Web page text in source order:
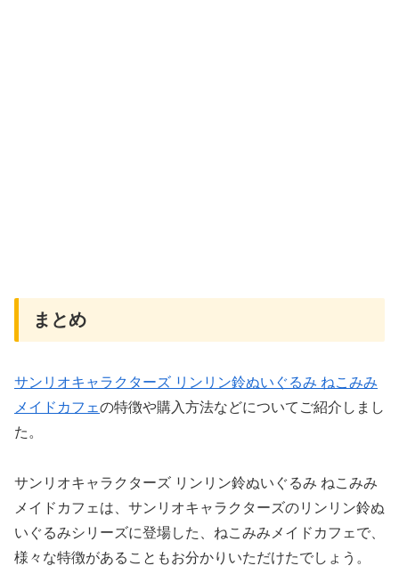
まとめ
サンリオキャラクターズ リンリン鈴ぬいぐるみ ねこみみ
メイドカフェの特徴や購入方法などについてご紹介しまし
た。
サンリオキャラクターズ リンリン鈴ぬいぐるみ ねこみみ
メイドカフェは、サンリオキャラクターズのリンリン鈴ぬ
いぐるみシリーズに登場した、ねこみみメイドカフェで、
様々な特徴があることもお分かりいただけたでしょう。